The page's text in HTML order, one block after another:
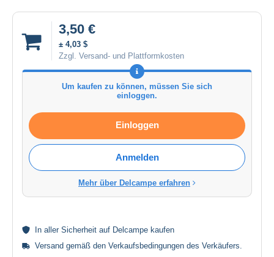
3,50 €
± 4,03 $
Zzgl. Versand- und Plattformkosten
Um kaufen zu können, müssen Sie sich
einloggen.
Einloggen
Anmelden
Mehr über Delcampe erfahren
In aller Sicherheit auf Delcampe kaufen
Versand gemäß den Verkaufsbedingungen des Verkäufers.